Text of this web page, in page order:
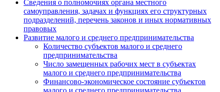
Сведения о полномочиях органа местного
самоуправления, задачах и функциях его структурных
подразделений, перечень законов и иных нормативных
правовых
Развитие малого и среднего предпринимательства
Количество субъектов малого и среднего
предпринимательства
Число замещенных рабочих мест в субъектах
малого и среднего предпринимательства
Финансово-экономическое состояние субъектов
малого и среднего предпринимательства